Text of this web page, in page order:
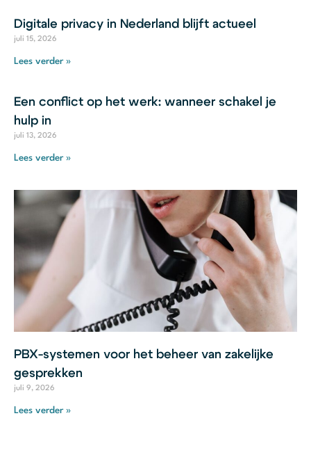
Digitale privacy in Nederland blijft actueel
juli 15, 2026
Lees verder »
Een conflict op het werk: wanneer schakel je
hulp in
juli 13, 2026
Lees verder »
PBX-systemen voor het beheer van zakelijke
gesprekken
juli 9, 2026
Lees verder »